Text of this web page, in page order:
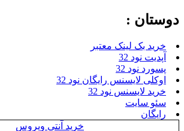
دوستان :
خرید بک لینک معتبر
آپدیت نود 32
پسورد نود 32
اوکلی لایسنس رایگان نود 32
خرید لایسنس نود 32
سئو سایت
رایگان
خرید آنتی ویروس